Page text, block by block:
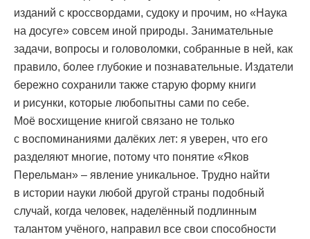
изданий с кроссвордами, судоку и прочим, но «Наука
на досуге» совсем иной природы. Занимательные
задачи, вопросы и головоломки, собранные в ней, как
правило, более глубокие и познавательные. Издатели
бережно сохранили также старую форму книги
и рисунки, которые любопытны сами по себе.
Моё восхищение книгой связано не только
с воспоминаниями далёких лет: я уверен, что его
разделяют многие, потому что понятие «Яков
Перельман» – явление уникальное. Трудно найти
в истории науки любой другой страны подобный
случай, когда человек, наделённый подлинным
талантом учёного, направил все свои способности